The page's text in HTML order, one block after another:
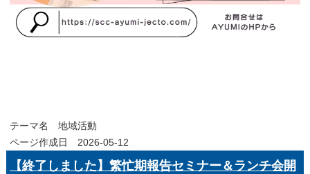
テーマ名 地域活動
ページ作成日 2026-05-12
【終了しました】繁忙期報告セミナー＆ランチ会開